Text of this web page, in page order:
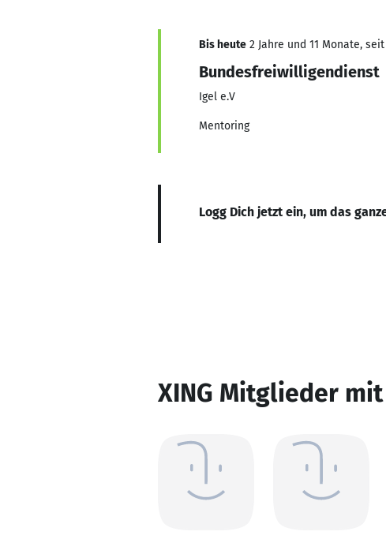
Bis heute 2 Jahre und 11 Monate,
Bundesfreiwilligendienst
Igel e.V
Mentoring
Logg Dich jetzt ein, um das
XING Mitglieder